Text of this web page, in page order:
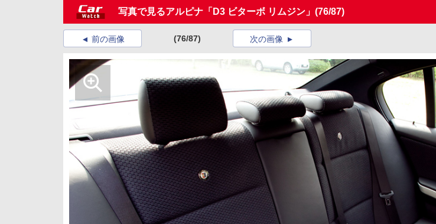
写真で見るアルピナ「D3 ビターボ リムジン」 (76/87)
前の画像 (76/87) 次の画像